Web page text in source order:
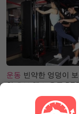
운동 빈약한 엉덩이
한 초보 헬스 운동